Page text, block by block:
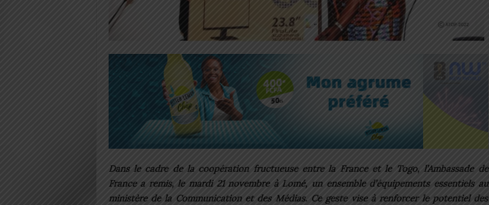
Dans le cadre de la coopération fructueuse entre la France et le Togo, l’Ambassade de
France a remis, le mardi 21 novembre à Lomé, un ensemble d’équipements essentiels au
ministère de la Communication et des Médias. Ce geste vise à renforcer le potentiel des